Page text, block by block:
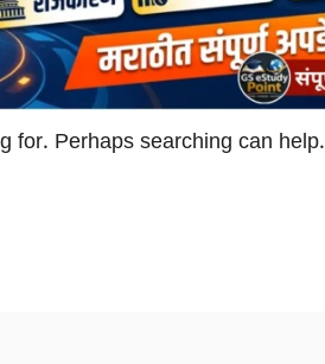
for. Perhaps searching can help.